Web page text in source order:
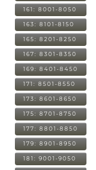
161: 8001-8050
163: 8101-8150
165: 8201-8250
167: 8301-8350
169: 8401-8450
171: 8501-8550
173: 8601-8650
175: 8701-8750
177: 8801-8850
179: 8901-8950
181: 9001-9050